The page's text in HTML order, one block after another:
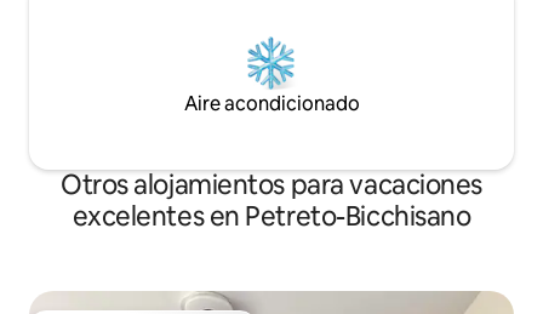
Aire acondicionado
Otros alojamientos para vacaciones
excelentes en Petreto-Bicchisano